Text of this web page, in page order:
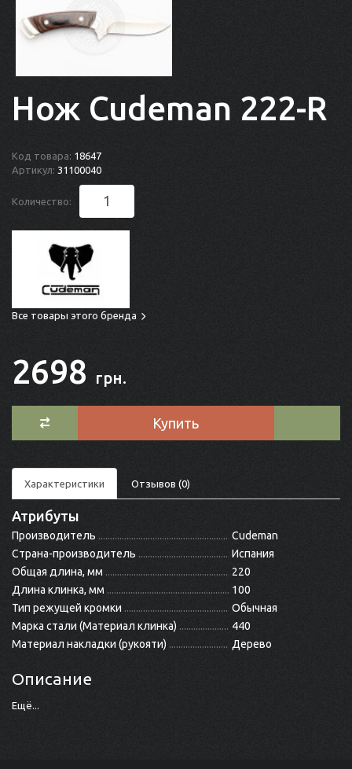
Нож Cudeman 222-R
Код товара: 18647
Артикул: 31100040
Количество:
Все товары этого бренда
2698 грн.
Купить
Характеристики Отзывов (0)
Атрибуты
Производитель
Cudeman
Страна-производитель
Испания
Общая длина, мм
220
Длина клинка, мм
100
Тип режущей кромки
Обычная
Марка стали (Материал клинка)
440
Материал накладки (рукояти)
Дерево
Описание
Ещё...